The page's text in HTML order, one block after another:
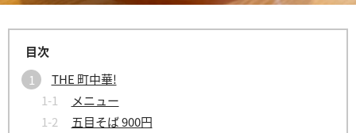
THE 町中華!
メニュー
五目そば 900円